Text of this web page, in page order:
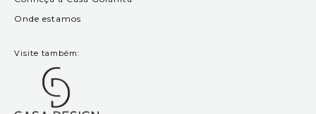
Onde estamos
Visite também: